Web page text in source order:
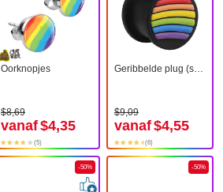
Oorknopjes
$8,69
vanaf$4,35
(5)
Geribbelde plug (siliconen, zwart) met regenboog-motief
$9,09
vanaf$4,55
(6)
-50% -50%